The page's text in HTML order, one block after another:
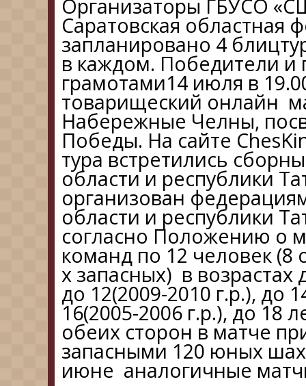
Организаторы ГБУСО
Саратовская областная
запланировано 4
в каждом. Победители и
грамотами14 июля в
товарищеский онлайн
Набережные Челны,
Победы. На сайте
тура встретились
области и республики
организован
области и республики
согласно Положению о
команд по 12 человек (8
х запасных) в возрастах
до 12(2009-2010 г.р.), до
16(2005-2006 г.р.), до 18
обеих сторон в матче
запасными 120 юных
июне аналогичные